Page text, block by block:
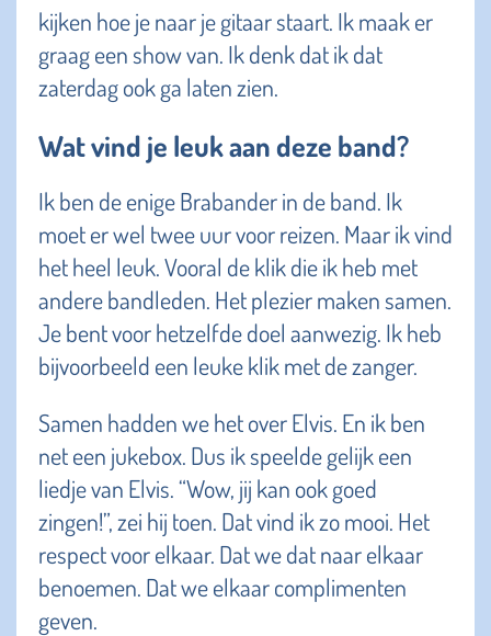
kijken hoe je naar je gitaar staart. Ik maak er
graag een show van. Ik denk dat ik dat
zaterdag ook ga laten zien.
Wat vind je leuk aan deze band?
Ik ben de enige Brabander in de band. Ik
moet er wel twee uur voor reizen. Maar ik vind
het heel leuk. Vooral de klik die ik heb met
andere bandleden. Het plezier maken samen.
Je bent voor hetzelfde doel aanwezig. Ik heb
bijvoorbeeld een leuke klik met de zanger.
Samen hadden we het over Elvis. En ik ben
net een jukebox. Dus ik speelde gelijk een
liedje van Elvis. “Wow, jij kan ook goed
zingen!”, zei hij toen. Dat vind ik zo mooi. Het
respect voor elkaar. Dat we dat naar elkaar
benoemen. Dat we elkaar complimenten
geven.